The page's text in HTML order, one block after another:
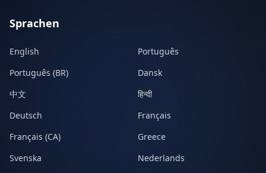
Sprachen
English
Português
Português (BR)
Dansk
中文
हिन्दी
Deutsch
Français
Français (CA)
Greece
Svenska
Nederlands